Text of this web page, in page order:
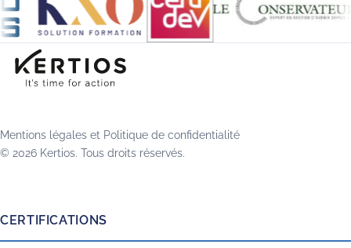
Mentions légales et Politique de confidentialité
© 2026 Kertios. Tous droits réservés.
CERTIFICATIONS